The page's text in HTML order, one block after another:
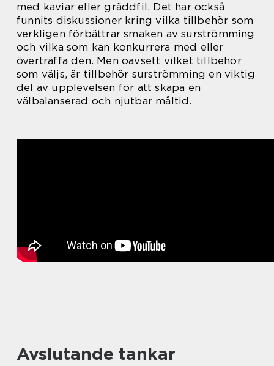
med kaviar eller gräddfil. Det har också
funnits diskussioner kring vilka tillbehör som
verkligen förbättrar smaken av surströmming
och vilka som kan konkurrera med eller
överträffa den. Men oavsett vilket tillbehör
som väljs, är tillbehör surströmming en viktig
del av upplevelsen för att skapa en
välbalanserad och njutbar måltid.
Avslutande tankar